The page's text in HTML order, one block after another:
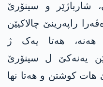
شارباژێر و سینۆرێ
راپەرینێ چالاکیێن
ھەتا یەک ژ
هێزێن 70 یێن یەنەکێ ل سینۆرێ
کوشتن و ھەتا نھا